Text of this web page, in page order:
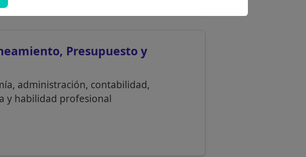
Presupuesto y
administración, contabilidad,
y habilidad profesional